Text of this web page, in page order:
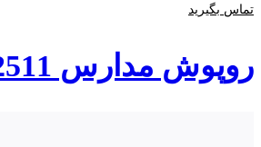
تماس بگیرید
روپوش مدارس 2511